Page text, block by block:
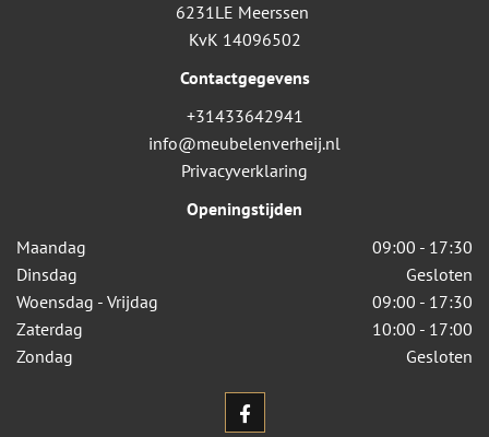
6231LE Meerssen
KvK 14096502
Contactgegevens
+31433642941
info@meubelenverheij.nl
Privacyverklaring
Openingstijden
Maandag
09:00 - 17:30
Dinsdag
Gesloten
Woensdag - Vrijdag
09:00 - 17:30
Zaterdag
10:00 - 17:00
Zondag
Gesloten